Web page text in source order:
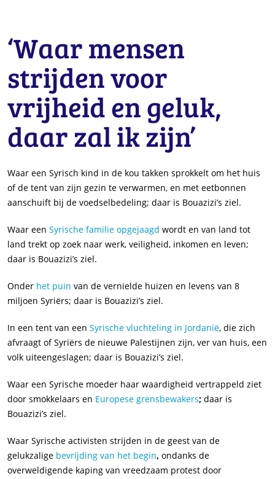
‘Waar mensen
strijden voor
vrijheid en geluk,
daar zal ik zijn’
Waar een Syrisch kind in de kou takken sprokkelt om het huis
of de tent van zijn gezin te verwarmen, en met eetbonnen
aanschuift bij de voedselbedeling; daar is Bouazizi’s ziel.
Waar een Syrische familie opgejaagd wordt en van land tot
land trekt op zoek naar werk, veiligheid, inkomen en leven;
daar is Bouazizi’s ziel.
Onder het puin van de vernielde huizen en levens van 8
miljoen Syriërs; daar is Bouazizi’s ziel.
In een tent van een Syrische vluchteling in Jordanië, die zich
afvraagt of Syriërs de nieuwe Palestijnen zijn, ver van huis, een
volk uiteengeslagen; daar is Bouazizi’s ziel.
Waar een Syrische moeder haar waardigheid vertrappeld ziet
door smokkelaars en Europese grensbewakers; daar is
Bouazizi’s ziel.
Waar Syrische activisten strijden in de geest van de
gelukzalige bevrijding van het begin, ondanks de
overweldigende kaping van vreedzaam protest door